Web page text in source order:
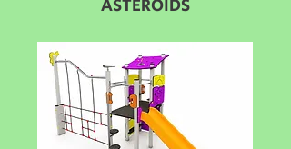
ASTEROIDS